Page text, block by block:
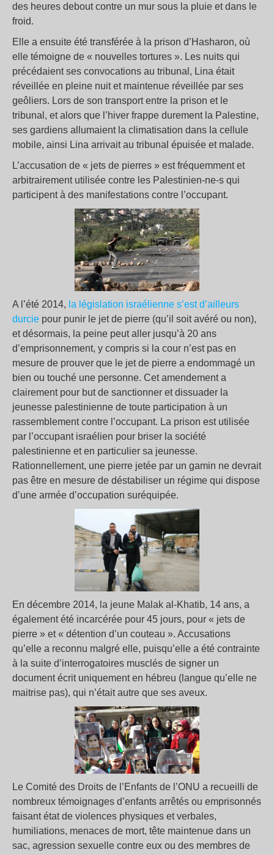
des heures debout contre un mur sous la pluie et dans le
froid.
Elle a ensuite été transférée à la prison d’Hasharon, où
elle témoigne de « nouvelles tortures ». Les nuits qui
précédaient ses convocations au tribunal, Lina était
réveillée en pleine nuit et maintenue réveillée par ses
geôliers. Lors de son transport entre la prison et le
tribunal, et alors que l’hiver frappe durement la Palestine,
ses gardiens allumaient la climatisation dans la cellule
mobile, ainsi Lina arrivait au tribunal épuisée et malade.
L’accusation de « jets de pierres » est fréquemment et
arbitrairement utilisée contre les Palestinien-ne-s qui
participent à des manifestations contre l’occupant.
A l’été 2014, la législation israélienne s’est d’ailleurs
durcie pour punir le jet de pierre (qu’il soit avéré ou non),
et désormais, la peine peut aller jusqu’à 20 ans
d’emprisonnement, y compris si la cour n’est pas en
mesure de prouver que le jet de pierre a endommagé un
bien ou touché une personne. Cet amendement a
clairement pour but de sanctionner et dissuader la
jeunesse palestinienne de toute participation à un
rassemblement contre l’occupant. La prison est utilisée
par l’occupant israélien pour briser la société
palestinienne et en particulier sa jeunesse.
Rationnellement, une pierre jetée par un gamin ne devrait
pas être en mesure de déstabiliser un régime qui dispose
d’une armée d’occupation suréquipée.
En décembre 2014, la jeune Malak al-Khatib, 14 ans, a
également été incarcérée pour 45 jours, pour « jets de
pierre » et « détention d’un couteau ». Accusations
qu’elle a reconnu malgré elle, puisqu’elle a été contrainte
à la suite d’interrogatoires musclés de signer un
document écrit uniquement en hébreu (langue qu’elle ne
maitrise pas), qui n’était autre que ses aveux.
Le Comité des Droits de l’Enfants de l’ONU a recueilli de
nombreux témoignages d’enfants arrêtés ou emprisonnés
faisant état de violences physiques et verbales,
humiliations, menaces de mort, tête maintenue dans un
sac, agression sexuelle contre eux ou des membres de